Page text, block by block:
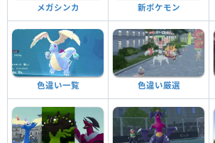
メガシンカ 新ポケモン
色違い一覧 色違い厳選